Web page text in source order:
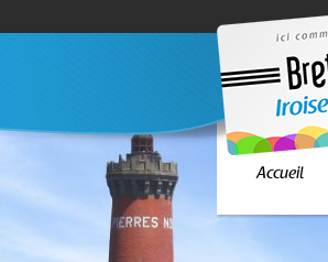
Accueil